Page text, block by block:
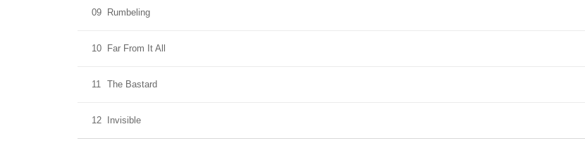
09 Rumbeling
10 Far From It All
11 The Bastard
12 Invisible